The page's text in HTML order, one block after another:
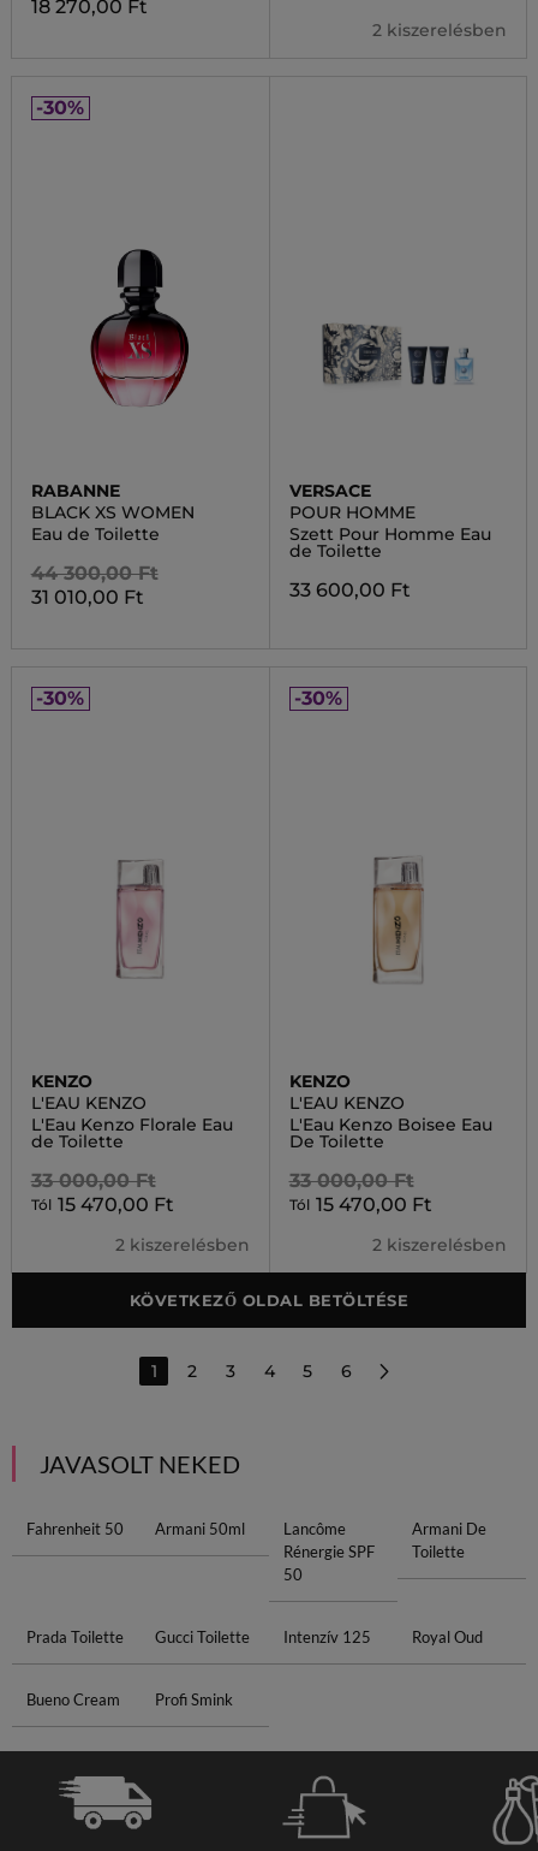
18 270,00 Ft
2 kiszerelésben
-30%
RABANNE
BLACK XS WOMEN
Eau de Toilette
44 300,00 Ft
31 010,00 Ft
VERSACE
POUR HOMME
Szett Pour Homme Eau
de Toilette
33 600,00 Ft
-30%
KENZO
L'EAU KENZO
L'Eau Kenzo Florale Eau
de Toilette
33 000,00 Ft
Tól 15 470,00 Ft
2 kiszerelésben
-30%
KENZO
L'EAU KENZO
L'Eau Kenzo Boisee Eau
De Toilette
33 000,00 Ft
Tól 15 470,00 Ft
2 kiszerelésben
KÖVETKEZŐ OLDAL BETÖLTÉSE
1 2 3 4 5 6
JAVASOLT NEKED
Fahrenheit 50 Armani 50ml
Lancôme
Rénergie SPF
50
Armani De
Toilette
Prada Toilette Gucci Toilette Intenzív 125 Royal Oud
Bueno Cream Profi Smink